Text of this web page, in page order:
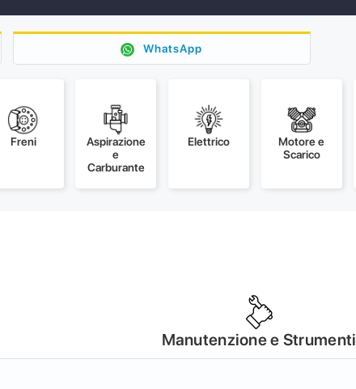
WhatsApp
Freni
Aspirazione
e
Carburante
Elettrico
Motore e
Scarico
Manutenzione e Strumenti